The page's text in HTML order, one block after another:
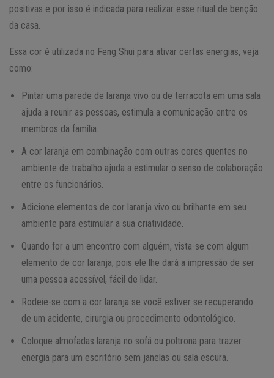
positivas e por isso é indicada para realizar esse ritual de benção
da casa.
Essa cor é utilizada no Feng Shui para ativar certas energias, veja
como:
Pintar uma parede de laranja vivo ou de terracota em uma sala
ajuda a reunir as pessoas, estimula a comunicação entre os
membros da família.
A cor laranja em combinação com outras cores quentes no
ambiente de trabalho ajuda a estimular o senso de colaboração
entre os funcionários.
Adicione elementos de cor laranja vivo ou brilhante em seu
ambiente para estimular a sua criatividade.
Quando for a um encontro com alguém, vista-se com algum
elemento de cor laranja, pois ele lhe dará a impressão de ser
uma pessoa acessível, fácil de lidar.
Rodeie-se com a cor laranja se você estiver se recuperando
de um acidente, cirurgia ou procedimento odontológico.
Coloque almofadas laranja no sofá ou poltrona para trazer
energia para um escritório sem janelas ou sala escura.